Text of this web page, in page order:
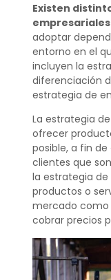
Existen
empresariales
adoptar
entorno en el
incluyen la
diferenciación
estrategia de
La estrategia
ofrecer
posible, a fin
clientes que
la estrategia
productos o
mercado como
cobrar precios